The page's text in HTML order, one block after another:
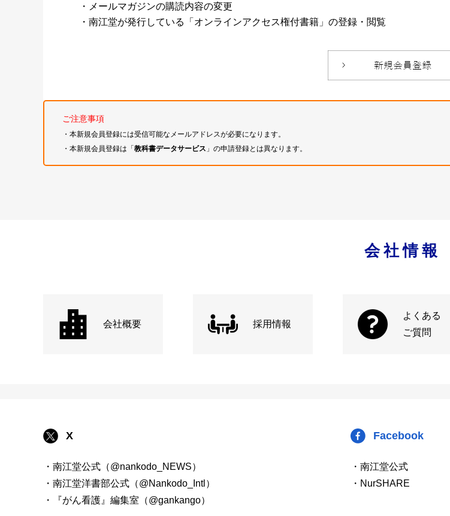
・メールマガジンの購読内容の変更
・南江堂が発行している「オンラインアクセス権付書籍」の登録・閲覧
ご注意事項
・本新規会員登録には受信可能なメールアドレスが必要になります。
・本新規会員登録は「教科書データサービス 」の申請登録とは異なります。
会社情報
会社概要 採用情報
よくある
ご質問
X
・南江堂公式（@nankodo_NEWS）
・南江堂洋書部公式（@Nankodo_Intl）
・『がん看護』編集室（@gankango）
Facebook
・南江堂公式
・NurSHARE